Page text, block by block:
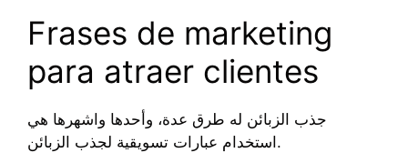
Frases de marketing
para atraer clientes
جذب الزبائن له طرق عدة، وأحدها واشهرها هي
استخدام عبارات تسويقية لجذب الزبائن.